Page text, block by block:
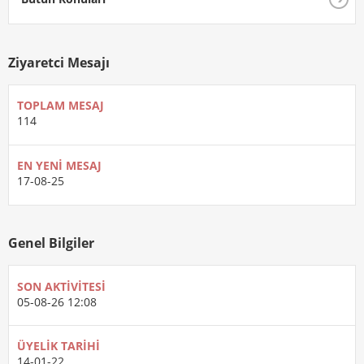
Ziyaretci Mesajı
TOPLAM MESAJ
114
EN YENI MESAJ
17-08-25
Genel Bilgiler
SON AKTIVITESI
05-08-26 12:08
ÜYELIK TARIHI